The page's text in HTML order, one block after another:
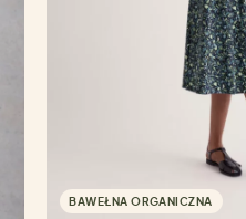
BAWEŁNA ORGANICZNA